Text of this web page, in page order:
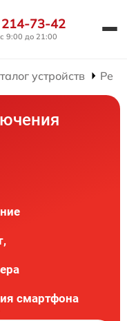
73-42
9:00 до 21:00
устройств
смартфона